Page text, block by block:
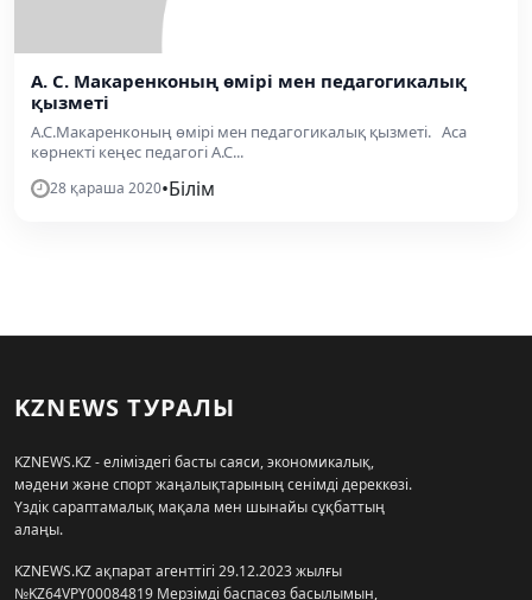
А. С. Макаренконың өмірі мен педагогикалық
қызметі
А.С.Макаренконың өмірі мен педагогикалық қызметі. Аса
көрнекті кеңес педагогі А.С...
28 қараша 2020•Білім
KZNEWS ТУРАЛЫ
KZNEWS.KZ - еліміздегі басты саяси, экономикалық,
мәдени және спорт жаңалықтарының сенімді дереккөзі.
Үздік сараптамалық мақала мен шынайы сұқбаттың
алаңы.
KZNEWS.KZ ақпарат агенттігі 29.12.2023 жылғы
№KZ64VPY00084819 Мерзімді баспасөз басылымын,